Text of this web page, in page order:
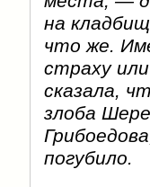
на
что же.
страху
сказала,
злоба
погубило.